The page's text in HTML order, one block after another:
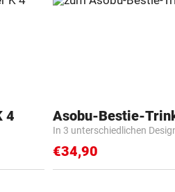
4 Asobu-Bestie-
In 3 unterschiedlichen
€34,90